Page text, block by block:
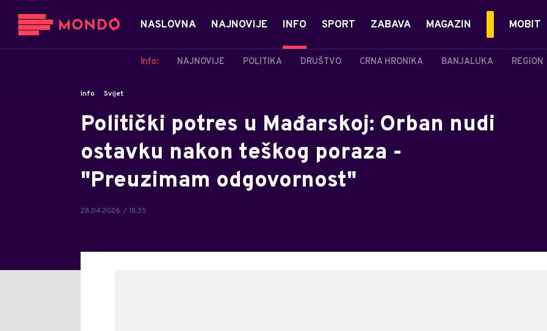
NASLOVNA NAJNOVIJE INFO
Info: NAJNOVIJE POLITIKA DRUŠTVO CRNA HRONIKA BANJALUKA REGION
SPORT ZABAVA MAGAZIN MOBIT
Info Svijet
Politički potres u Mađarskoj: Orban nudi
ostavku nakon teškog poraza -
"Preuzimam odgovornost"
28.04.2026. / 18:35